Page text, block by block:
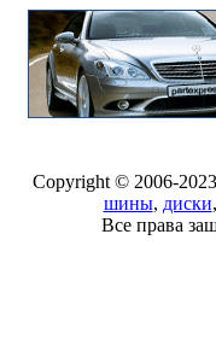
Copyright © 2006-
шины, диски,
Все права